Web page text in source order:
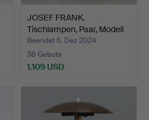
JOSEF FRANK.
Tischlampen, Paar, Modell
246…
Beendet 5. Dez 2024
38 Gebote
1.109 USD